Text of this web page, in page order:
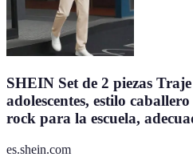
SHEIN Set de 2 piezas
adolescentes, estilo
rock para la escuela,
es.shein.com